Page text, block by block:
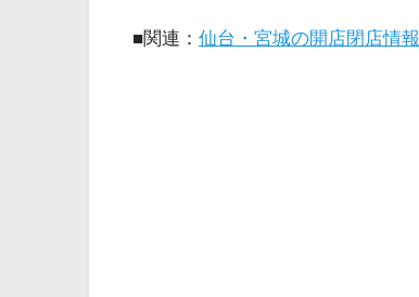
■関連： 仙台・宮城の開店閉店情報